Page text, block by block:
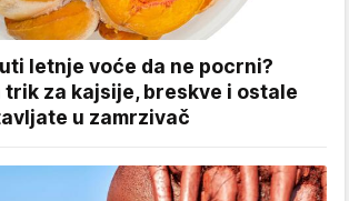
letnje voće da ne pocrni?
za kajsije, breskve i ostale
u zamrzivač